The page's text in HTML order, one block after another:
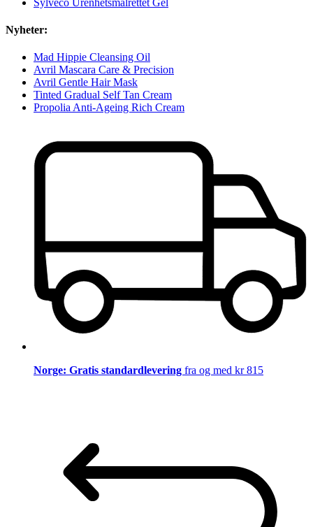
Nyheter:
Mad Hippie Cleansing Oil
Avril Mascara Care & Precision
Avril Gentle Hair Mask
Tinted Gradual Self Tan Cream
Propolia Anti-Ageing Rich Cream
Norge: Gratis standardlevering fra og med kr 815